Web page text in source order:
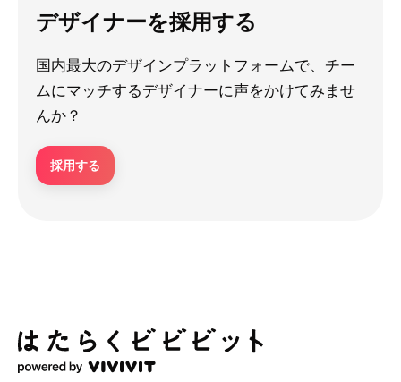
デザイナーを採用する
国内最大のデザインプラットフォームで、チー
ムにマッチするデザイナーに声をかけてみませ
んか？
採用する